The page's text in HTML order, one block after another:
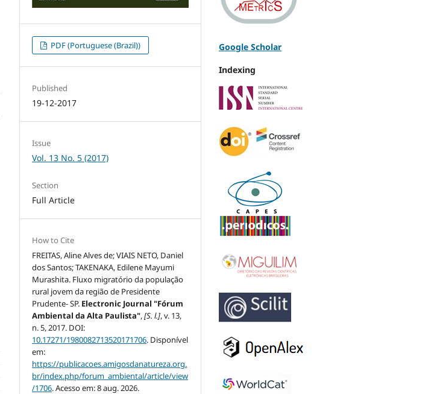
PDF (Portuguese (Brazil))
Published
19-12-2017
Issue
Vol. 13 No. 5 (2017)
Section
Full Article
How to Cite
FREITAS, Aline Alves de; VIAIS NETO, Daniel
dos Santos; TAKENAKA, Edilene Mayumi
Murashita. Fluxo migratório da população
rural jovem da região de Presidente
Prudente- SP. Electronic Journal "Fórum
Ambiental da Alta Paulista",[S. l.], v. 13,
n. 5, 2017. DOI:
10.17271/1980082713520171706. Disponível
em:
https://publicacoes.amigosdanatureza.org.
br/index.php/forum_ambiental/article/view
/1706. Acesso em: 8 aug. 2026.
Google Scholar
Indexing